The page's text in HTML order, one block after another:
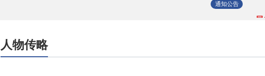
通知公告
人物传略